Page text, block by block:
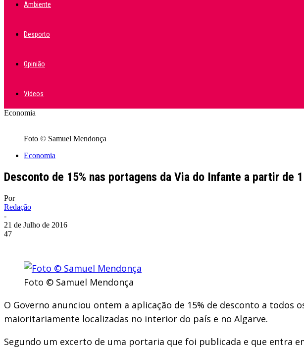
Ambiente
Desporto
Opinião
Vídeos
Economia
Foto © Samuel Mendonça
Economia
Desconto de 15% nas portagens da Via do Infante a partir de
Por
Redação
-
21 de Julho de 2016
47
Foto © Samuel Mendonça
O Governo anunciou ontem a aplicação de 15% de desconto a
maioritariamente localizadas no interior do país e no Algarve.
Segundo um excerto de uma portaria que foi publicada e que entra